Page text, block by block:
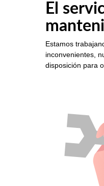
El
Estamos
inconvenientes,
disposición para